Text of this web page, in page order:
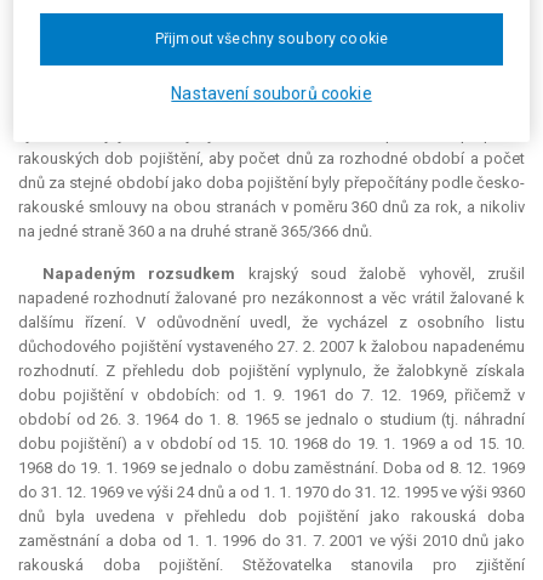
doby pojištění od 15. 10. 1968 do 19. 1. 1969 (tzn. doba neplaceného
studijního volna) žalobkyně poukázala na místopřísežné prohlášení
bývalé kolegyně (A. D.) a jejího manžela, přičemž upozornila na
ustanovení § 12 odst. 7 písm. b) vyhl. č. 149/1988 Sb. Z uvedených
rakouských dob pojištění, aby počet dnů za rozhodné období a počet
dnů za stejné období jako doba pojištění byly přepočítány podle česko-
rakouské smlouvy na obou stranách v poměru 360 dnů za rok, a nikoliv
na jedné straně 360 a na druhé straně 365/366 dnů.
Napadeným rozsudkem krajský soud žalobě vyhověl, zrušil
napadené rozhodnutí žalované pro nezákonnost a věc vrátil žalované k
dalšímu řízení. V odůvodnění uvedl, že vycházel z osobního listu
důchodového pojištění vystaveného 27. 2. 2007 k žalobou napadenému
rozhodnutí. Z přehledu dob pojištění vyplynulo, že žalobkyně získala
dobu pojištění v obdobích: od 1. 9. 1961 do 7. 12. 1969, přičemž v
období od 26. 3. 1964 do 1. 8. 1965 se jednalo o studium (tj. náhradní
dobu pojištění) a v období od 15. 10. 1968 do 19. 1. 1969 a od 15. 10.
1968 do 19. 1. 1969 se jednalo o dobu zaměstnání. Doba od 8. 12. 1969
do 31. 12. 1969 ve výši 24 dnů a od 1. 1. 1970 do 31. 12. 1995 ve výši 9360
dnů byla uvedena v přehledu dob pojištění jako rakouská doba
zaměstnání a doba od 1. 1. 1996 do 31. 7. 2001 ve výši 2010 dnů jako
rakouská doba pojištění. Stěžovatelka stanovila pro zjištění
Nastavení souborů cookie
Přijmout všechny soubory cookie